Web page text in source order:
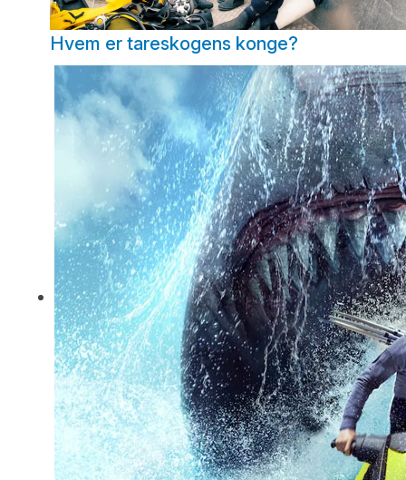
Hvem er tareskogens konge?